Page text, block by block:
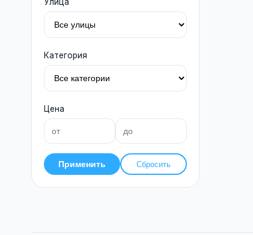
Категория
Цена
Применить Сбросить